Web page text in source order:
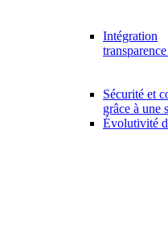
Intégration
Sécurité et
grâce à une
Évolutivité